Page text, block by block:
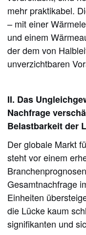
mehr praktikabel.
– mit einer
und einem
der dem von
unverzichtbaren
II. Das
Nachfrage
Belastbarkeit der
Der globale Markt
steht vor einem
Gesamtnachfrage
Einheiten
die Lücke kaum
signifikanten und